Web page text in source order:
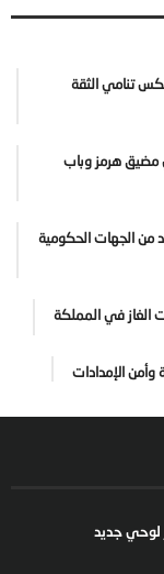
تنامي الثقة
مضيق هرمز وباب
من الجهات الحكومية
الغاز في المملكة
وأمن الإمدادات